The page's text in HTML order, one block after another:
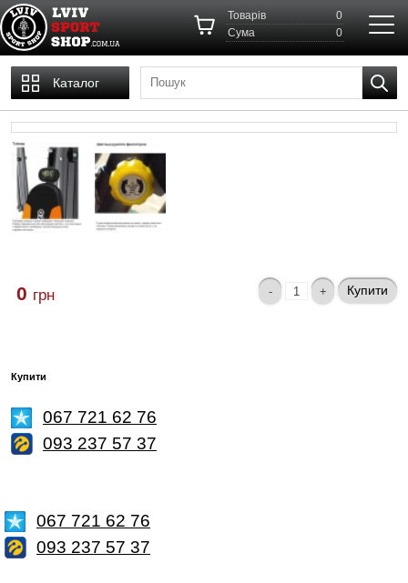
Товарів
0
Cума
0
Каталог
0 грн Купити
Купити
067 721 62 76
093 237 57 37
067 721 62 76
093 237 57 37